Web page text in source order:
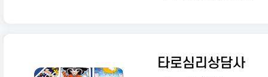
타로심리상담사